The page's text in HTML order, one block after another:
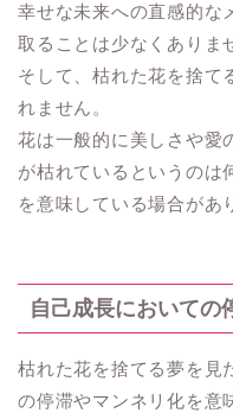
幸せな未来への直感的な
取ることは少なくありま
そして、枯れた花を捨て
れません。
花は一般的に美しさや愛
が枯れているというのは
を意味している場合があ
自己成長においての
枯れた花を捨てる夢を見
の停滞やマンネリ化を意